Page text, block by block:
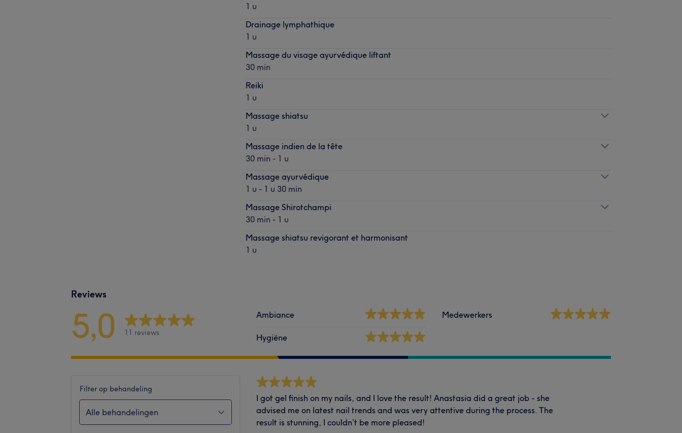
1 u
Drainage lymphathique
1 u
Massage du visage ayurvédique liftant
30 min
Reiki
1 u
Massage shiatsu
1 u
Massage indien de la tête
30 min - 1 u
Massage ayurvédique
1 u - 1 u 30 min
Massage Shirotchampi
30 min - 1 u
Massage shiatsu revigorant et harmonisant
1 u
Reviews
5,0 11 reviews
Ambiance
Hygiëne
Medewerkers
Filter op behandeling
Alle behandelingen
I got gel finish on my nails, and I love the result! Anastasia did a great job - she
advised me on latest nail trends and was very attentive during the process. The
result is stunning, I couldn’t be more pleased!